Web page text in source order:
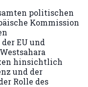
politischen
Kommission
EU und
hinsichtlich
und der
Rolle des